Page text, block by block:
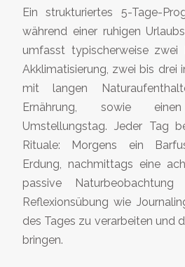
Ein strukturiertes 5-Tage-
während einer ruhigen
umfasst typischerweise zwei
Akklimatisierung, zwei bis drei
mit langen
Ernährung, sowie einen
Umstellungstag. Jeder Tag
Rituale: Morgens ein
Erdung, nachmittags eine
passive
Reflexionsübung wie
des Tages zu verarbeiten und
bringen.